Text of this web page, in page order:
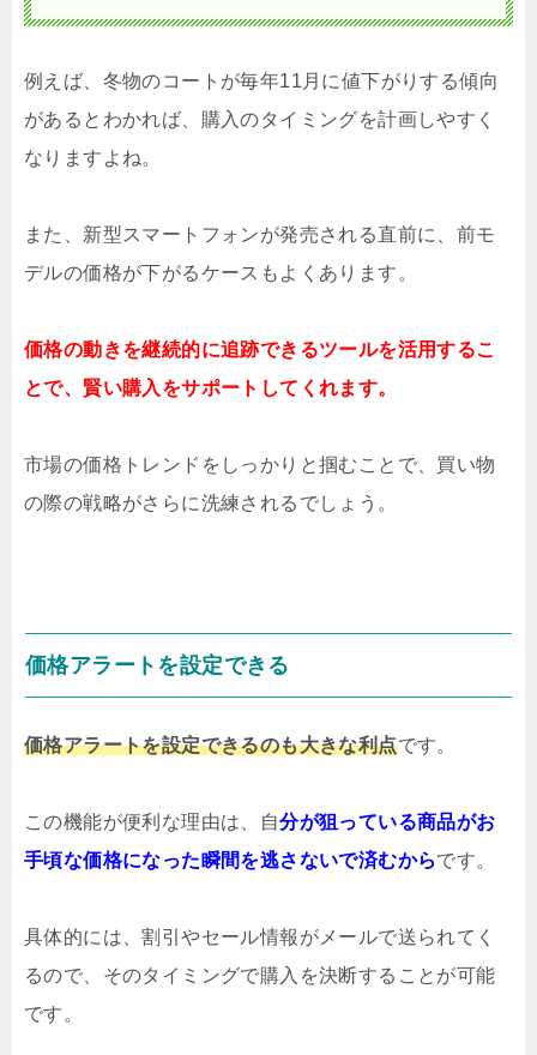
例えば、冬物のコートが毎年11月に値下がりする傾向
があるとわかれば、購入のタイミングを計画しやすく
なりますよね。
また、新型スマートフォンが発売される直前に、前モ
デルの価格が下がるケースもよくあります。
価格の動きを継続的に追跡できるツールを活用するこ
とで、賢い購入をサポートしてくれます。
市場の価格トレンドをしっかりと掴むことで、買い物
の際の戦略がさらに洗練されるでしょう。
価格アラートを設定できる
価格アラートを設定できるのも大きな利点です。
この機能が便利な理由は、自分が狙っている商品がお
手頃な価格になった瞬間を逃さないで済むからです。
具体的には、割引やセール情報がメールで送られてく
るので、そのタイミングで購入を決断することが可能
です。